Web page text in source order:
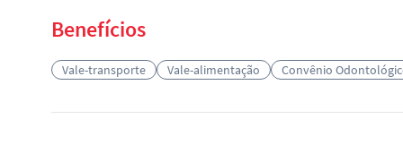
Benefícios
Vale-transporte Vale-alimentação Convênio